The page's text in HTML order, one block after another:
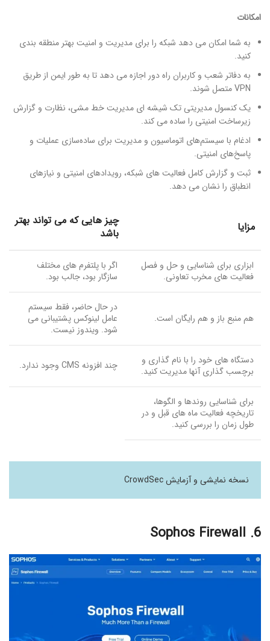
امکانات
به شما امکان می دهد شبکه را برای مدیریت و امنیت بهتر منطقه بندی
کنید.
به دفاتر شعب و کاربران راه دور اجازه می دهد تا به طور ایمن از طریق
VPN متصل شوند.
یک کنسول مدیریتی تک شیشه ای مدیریت خط مشی، نظارت و گزارش
زیرساخت امنیتی را ساده می کند.
ادغام با سیستم‌های اتوماسیون و مدیریت برای ساده‌سازی عملیات و
پاسخ‌های امنیتی.
ثبت و گزارش کامل فعالیت های شبکه، رویدادهای امنیتی و نیازهای
انطباق را نشان می دهد.
مزایا
چیز هایی که می تواند بهتر
باشد
ابزاری برای شناسایی و حل و فصل
فعالیت های مخرب تعاونی.
اگر با پلتفرم های مختلف
سازگار بود، جالب بود.
هم منبع باز و هم رایگان است.
در حال حاضر، فقط سیستم
عامل لینوکس پشتیبانی می
شود. ویندوز نیست.
دستگاه های خود را با نام گذاری و
برچسب گذاری آنها مدیریت کنید.
چند افزونه CMS وجود ندارد.
برای شناسایی روندها و الگوها،
تاریخچه فعالیت ماه های قبل و در
طول زمان را بررسی کنید.
نسخه نمایشی و آزمایش CrowdSec
6. Sophos Firewall